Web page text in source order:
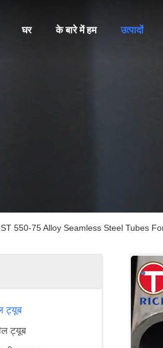
घर के बारे में हम उत्पादों
550-75 Alloy Seamless Steel Tubes
ट्यूब
ट्यूब